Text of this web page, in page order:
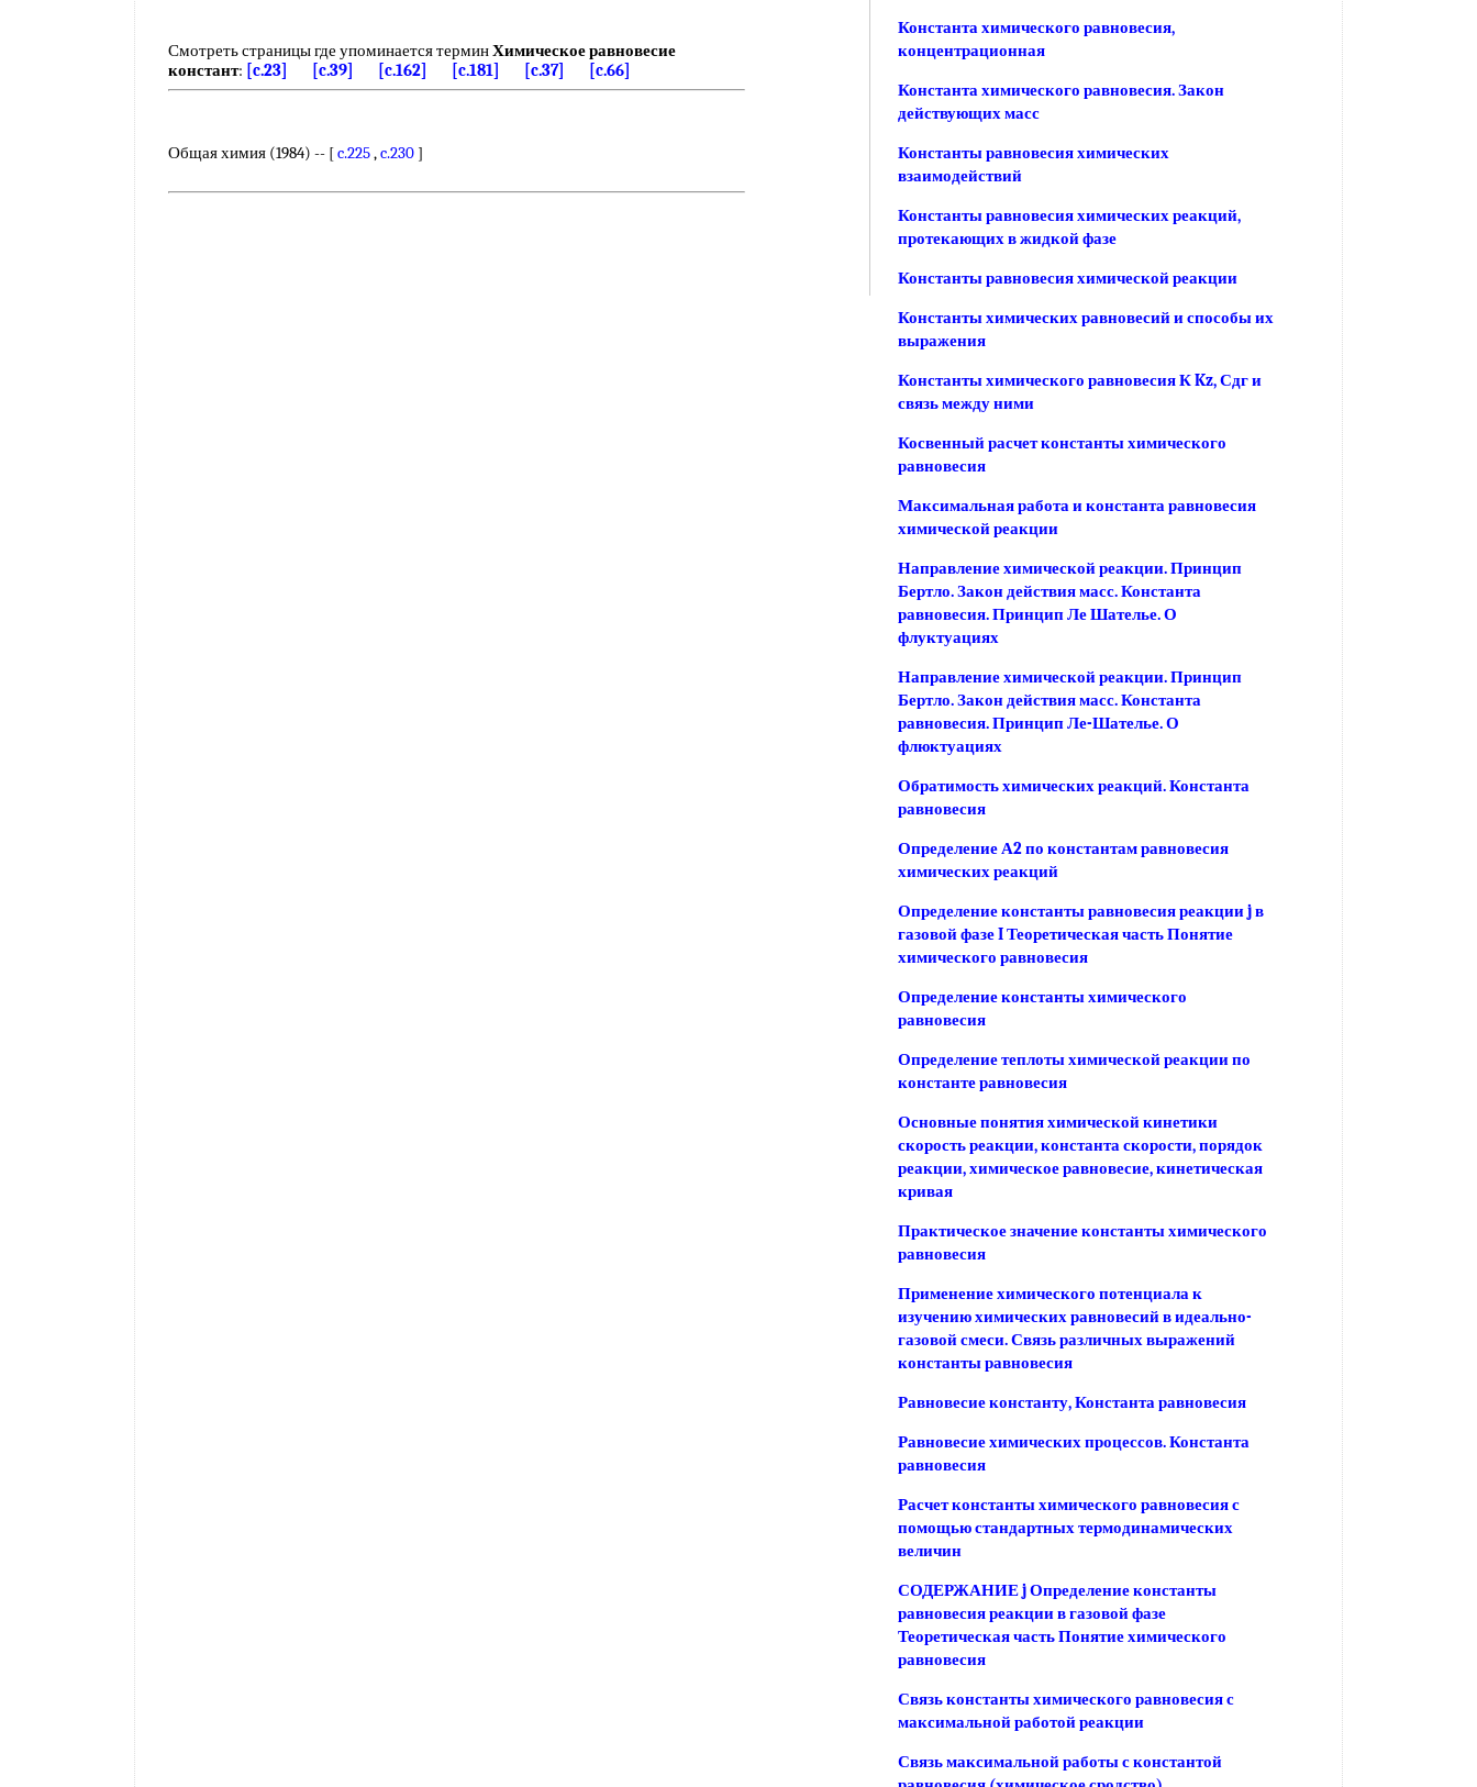
Смотреть страницы где упоминается терминХимическое равновесие
констант: [c.23] [c.39] [c.162] [c.181] [c.37] [c.66]
Общая химия (1984) -- [c.225,c.230 ]
Константа химического равновесия,
концентрационная
Константа химического равновесия. Закон
действующих масс
Константы равновесия химических
взаимодействий
Константы равновесия химических реакций,
протекающих в жидкой фазе
Константы равновесия химической реакции
Константы химических равновесий и способы их
выражения
Константы химического равновесия К Kz, Сдг и
связь между ними
Косвенный расчет константы химического
равновесия
Максимальная работа и константа равновесия
химической реакции
Направление химической реакции. Принцип
Бертло. Закон действия масс. Константа
равновесия. Принцип Ле Шателье. О
флуктуациях
Направление химической реакции. Принцип
Бертло. Закон действия масс. Константа
равновесия. Принцип Ле-Шателье. О
флюктуациях
Обратимость химических реакций. Константа
равновесия
Определение А2 по константам равновесия
химических реакций
Определение константы равновесия реакции j в
газовой фазе I Теоретическая часть Понятие
химического равновесия
Определение константы химического
равновесия
Определение теплоты химической реакции по
константе равновесия
Основные понятия химической кинетики
скорость реакции, константа скорости, порядок
реакции, химическое равновесие, кинетическая
кривая
Практическое значение константы химического
равновесия
Применение химического потенциала к
изучению химических равновесий в идеально-
газовой смеси. Связь различных выражений
константы равновесия
Равновесие константу, Константа равновесия
Равновесие химических процессов. Константа
равновесия
Расчет константы химического равновесия с
помощью стандартных термодинамических
величин
СОДЕРЖАНИЕ j Определение константы
равновесия реакции в газовой фазе
Теоретическая часть Понятие химического
равновесия
Связь константы химического равновесия с
максимальной работой реакции
Связь максимальной работы с константой